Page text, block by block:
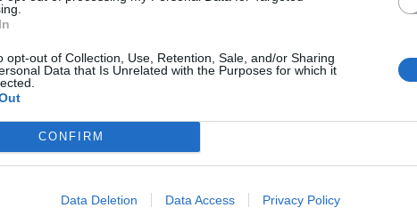
opt-out of Collection, Use, Retention, Sale, and/or Sharing
Data that Is Unrelated with the Purposes for which it
CONFIRM
Data Deletion Data Access Privacy Policy
Fantamedia
Gol
-
Assists